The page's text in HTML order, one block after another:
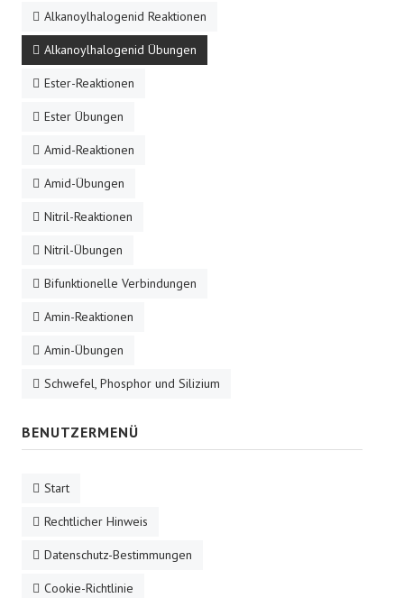
Alkanoylhalogenid Reaktionen
Alkanoylhalogenid Übungen
Ester-Reaktionen
Ester Übungen
Amid-Reaktionen
Amid-Übungen
Nitril-Reaktionen
Nitril-Übungen
Bifunktionelle Verbindungen
Amin-Reaktionen
Amin-Übungen
Schwefel, Phosphor und Silizium
BENUTZERMENÜ
Start
Rechtlicher Hinweis
Datenschutz-Bestimmungen
Cookie-Richtlinie